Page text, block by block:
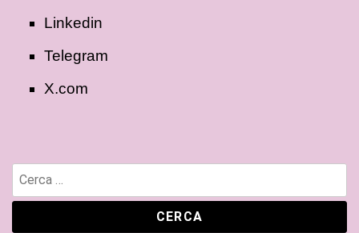
Linkedin
Telegram
X.com